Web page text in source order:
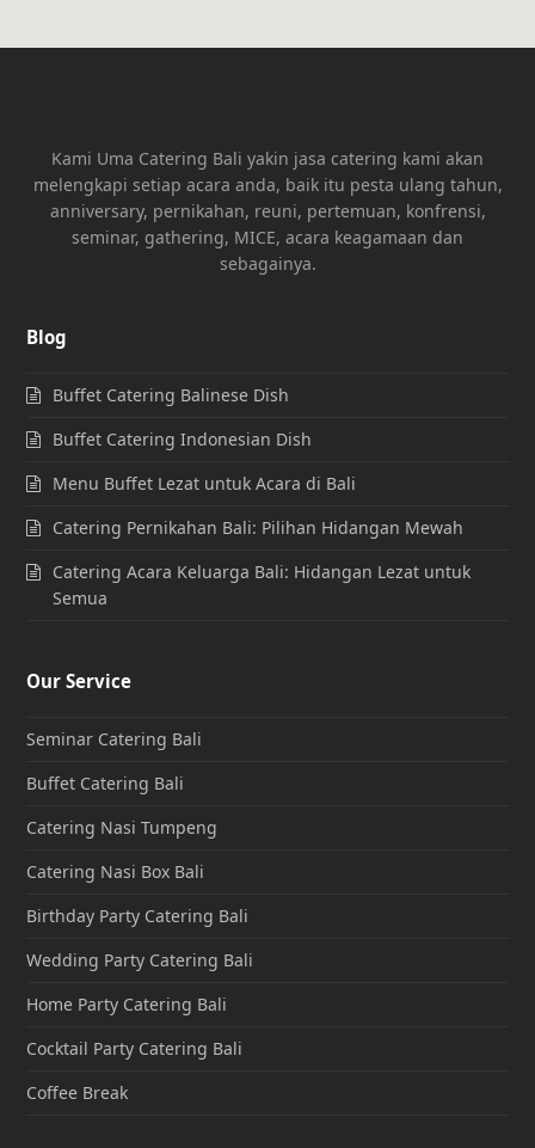
Kami Uma Catering Bali yakin jasa catering kami akan
melengkapi setiap acara anda, baik itu pesta ulang tahun,
anniversary, pernikahan, reuni, pertemuan, konfrensi,
seminar, gathering, MICE, acara keagamaan dan
sebagainya.
Blog
Buffet Catering Balinese Dish
Buffet Catering Indonesian Dish
Menu Buffet Lezat untuk Acara di Bali
Catering Pernikahan Bali: Pilihan Hidangan Mewah
Catering Acara Keluarga Bali: Hidangan Lezat untuk
Semua
Our Service
Seminar Catering Bali
Buffet Catering Bali
Catering Nasi Tumpeng
Catering Nasi Box Bali
Birthday Party Catering Bali
Wedding Party Catering Bali
Home Party Catering Bali
Cocktail Party Catering Bali
Coffee Break